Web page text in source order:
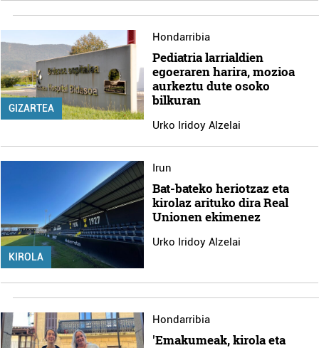
GIZARTEA
Hondarribia
Pediatria larrialdien
egoeraren harira, mozioa
aurkeztu dute osoko
bilkuran
Urko Iridoy Alzelai
KIROLA
Irun
Bat-bateko heriotzaz eta
kirolaz arituko dira Real
Unionen ekimenez
Urko Iridoy Alzelai
Hondarribia
'Emakumeak, kirola eta